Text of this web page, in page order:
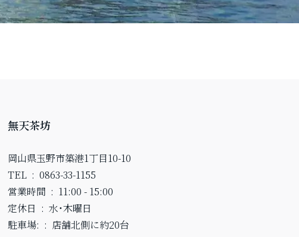
無天茶坊
岡山県玉野市築港1丁目10-10
TEL
0863-33-1155
営業時間
11:00 - 15:00
定休日
水・木曜日
駐車場:
店舗北側に約20台